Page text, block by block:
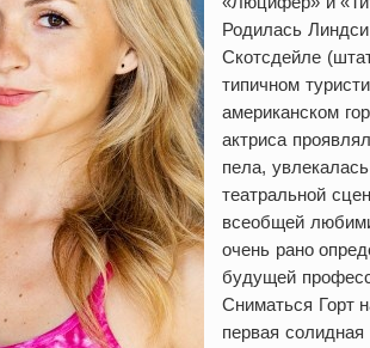
Родилась
Скотсдейле
типичном
американском
актриса
пела,
театральной
всеобщей
очень рано
будущей
Сниматься Горт
первая